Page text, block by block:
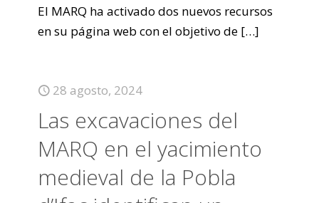
El MARQ ha activado dos nuevos recursos
en su página web con el objetivo de […]
28 agosto, 2024
Las excavaciones del
MARQ en el yacimiento
medieval de la Pobla